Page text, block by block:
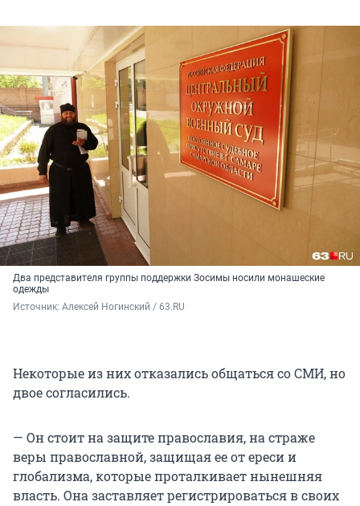
Два представителя группы поддержки Зосимы носили монашеские
одежды
Источник: Алексей Ногинский / 63.RU
Некоторые из них отказались общаться со СМИ, но
двое согласились.
— Он стоит на защите православия, на страже
веры православной, защищая ее от ереси и
глобализма, которые проталкивает нынешняя
власть. Она заставляет регистрироваться в своих